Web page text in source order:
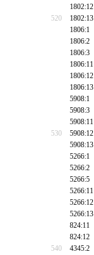
1802:12
520
1802:13
1806:1
1806:2
1806:3
1806:11
1806:12
1806:13
5908:1
5908:3
5908:11
530
5908:12
5908:13
5266:1
5266:2
5266:5
5266:11
5266:12
5266:13
824:11
824:12
540
4345:2